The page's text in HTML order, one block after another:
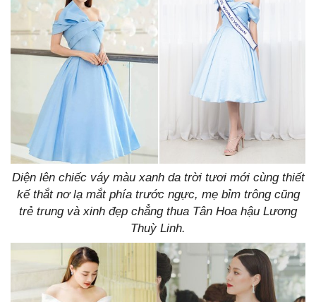
Diện lên chiếc váy màu xanh da trời tươi mới cùng thiết
kế thắt nơ lạ mắt phía trước ngực, mẹ bỉm trông cũng
trẻ trung và xinh đẹp chẳng thua Tân Hoa hậu Lương
Thuỳ Linh.